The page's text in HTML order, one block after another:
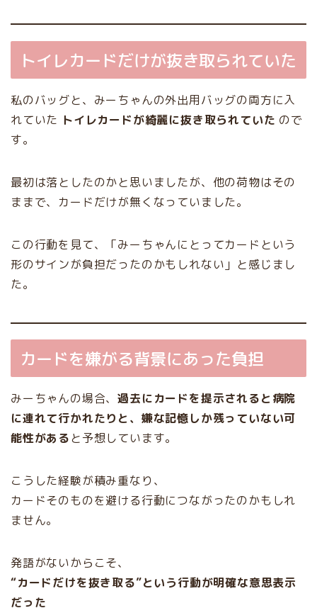
トイレカードだけが抜き取られていた
私のバッグと、みーちゃんの外出用バッグの両方に入
れていた トイレカードが綺麗に抜き取られていた ので
す。
最初は落としたのかと思いましたが、他の荷物はその
ままで、カードだけが無くなっていました。
この行動を見て、「みーちゃんにとってカードという
形のサインが負担だったのかもしれない」と感じまし
た。
カードを嫌がる背景にあった負担
みーちゃんの場合、過去にカードを提示されると病院
に連れて行かれたりと、嫌な記憶しか残っていない可
能性があると予想しています。
こうした経験が積み重なり、
カードそのものを避ける行動につながったのかもしれ
ません。
発語がないからこそ、
“カードだけを抜き取る”という行動が明確な意思表示
だった